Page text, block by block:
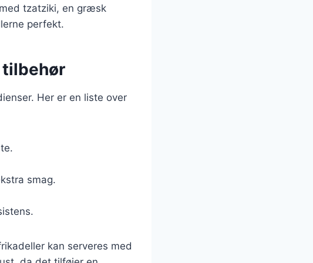
tzatziki, en græsk
perfekt.
Her er en liste over
smag.
kan serveres med